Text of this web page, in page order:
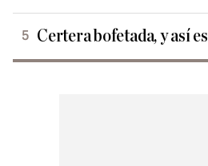
Certera bofetada, y así es